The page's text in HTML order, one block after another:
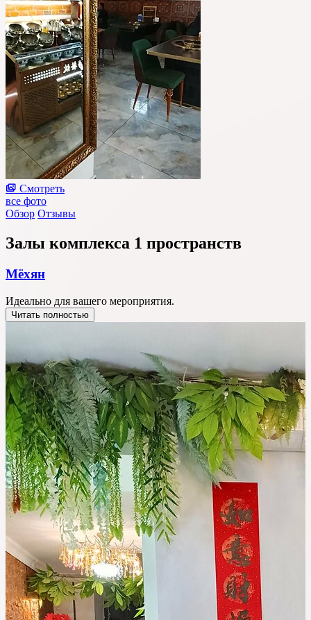
Смотреть
все фото
Обзор Отзывы
Залы комплекса 1 пространств
Мёхян
Идеально для вашего мероприятия.
Читать полностью